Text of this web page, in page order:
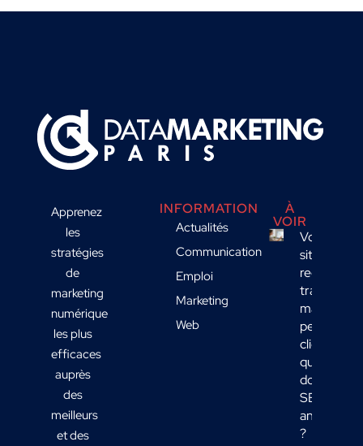
Apprenez
les
stratégies
de
marketing
numérique
les plus
efficaces
auprès
des
meilleurs
et des
INFORMATION
Actualités
Communication
Emploi
Marketing
Web
À
VOIR
Votre
site
reçoit du
trafic
mais
peu de
clients :
quelles
données
SEO
analyser
?